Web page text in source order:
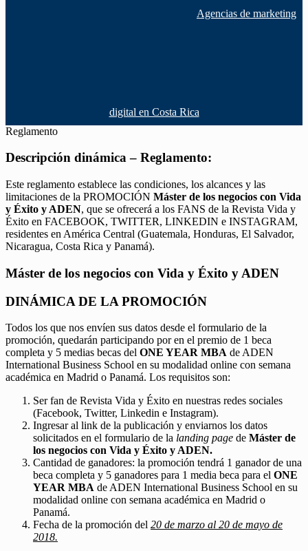
Agencias de marketing
digital en Costa Rica
Reglamento
Descripción dinámica – Reglamento:
Este reglamento establece las condiciones, los alcances y las
limitaciones de la PROMOCIÓN Máster de los negocios con Vida
y Éxito y ADEN, que se ofrecerá a los FANS de la Revista Vida y
Éxito en FACEBOOK, TWITTER, LINKEDIN e INSTAGRAM,
residentes en América Central (Guatemala, Honduras, El Salvador,
Nicaragua, Costa Rica y Panamá).
Máster de los negocios con Vida y Éxito y ADEN
DINÁMICA DE LA PROMOCIÓN
Todos los que nos envíen sus datos desde el formulario de la
promoción, quedarán participando por en el premio de 1 beca
completa y 5 medias becas del ONE YEAR MBA de ADEN
International Business School en su modalidad online con semana
académica en Madrid o Panamá. Los requisitos son:
Ser fan de Revista Vida y Éxito en nuestras redes sociales
(Facebook, Twitter, Linkedin e Instagram).
Ingresar al link de la publicación y enviarnos los datos
solicitados en el formulario de la landing page de Máster de
los negocios con Vida y Éxito y ADEN.
Cantidad de ganadores: la promoción tendrá 1 ganador de una
beca completa y 5 ganadores para 1 media beca para el ONE
YEAR MBA de ADEN International Business School en su
modalidad online con semana académica en Madrid o
Panamá.
Fecha de la promoción del 20 de marzo al 20 de mayo de
2018.